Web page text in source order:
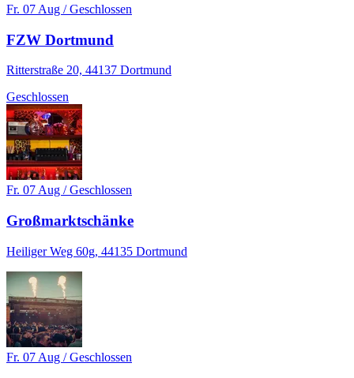
Fr. 07 Aug / Geschlossen
FZW Dortmund
Ritterstraße 20, 44137 Dortmund
Geschlossen
Fr. 07 Aug / Geschlossen
Großmarktschänke
Heiliger Weg 60g, 44135 Dortmund
Fr. 07 Aug / Geschlossen